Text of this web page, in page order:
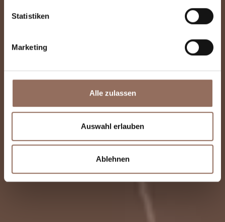
Statistiken
Marketing
Alle zulassen
Auswahl erlauben
Ablehnen